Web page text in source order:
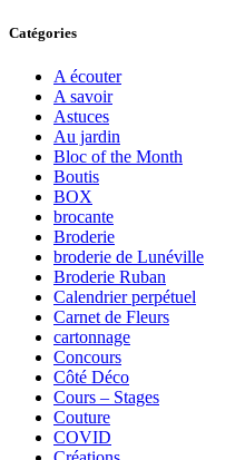
Catégories
A écouter
A savoir
Astuces
Au jardin
Bloc of the Month
Boutis
BOX
brocante
Broderie
broderie de Lunéville
Broderie Ruban
Calendrier perpétuel
Carnet de Fleurs
cartonnage
Concours
Côté Déco
Cours – Stages
Couture
COVID